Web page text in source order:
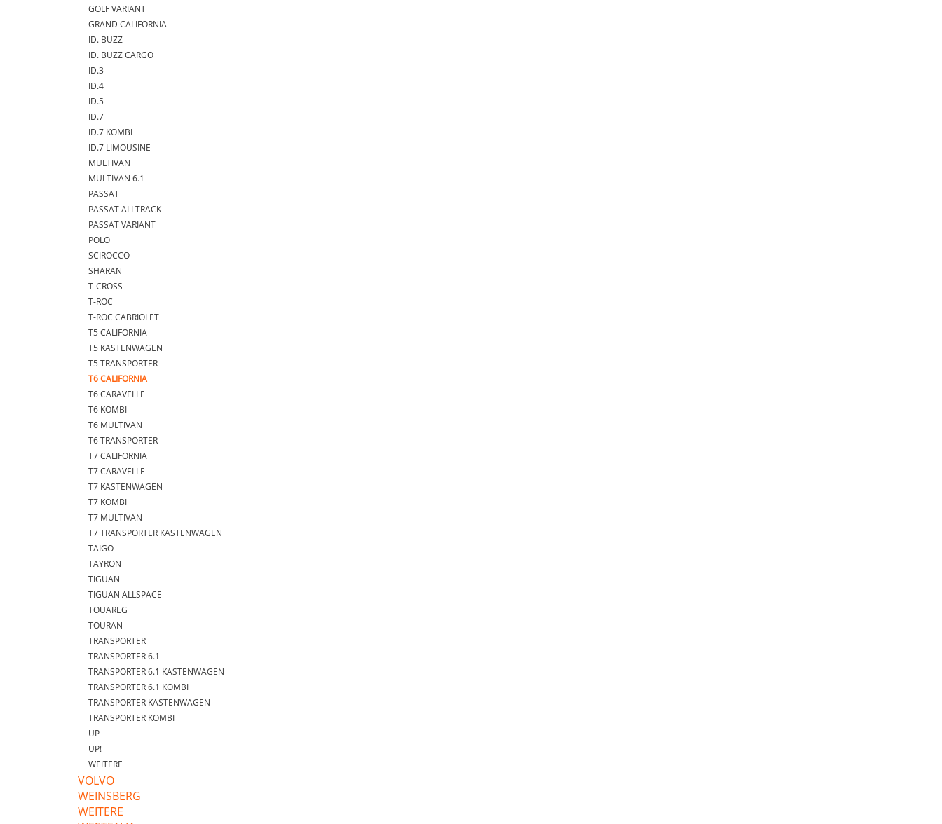
GOLF VARIANT
GRAND CALIFORNIA
ID. BUZZ
ID. BUZZ CARGO
ID.3
ID.4
ID.5
ID.7
ID.7 KOMBI
ID.7 LIMOUSINE
MULTIVAN
MULTIVAN 6.1
PASSAT
PASSAT ALLTRACK
PASSAT VARIANT
POLO
SCIROCCO
SHARAN
T-CROSS
T-ROC
T-ROC CABRIOLET
T5 CALIFORNIA
T5 KASTENWAGEN
T5 TRANSPORTER
T6 CALIFORNIA
T6 CARAVELLE
T6 KOMBI
T6 MULTIVAN
T6 TRANSPORTER
T7 CALIFORNIA
T7 CARAVELLE
T7 KASTENWAGEN
T7 KOMBI
T7 MULTIVAN
T7 TRANSPORTER KASTENWAGEN
TAIGO
TAYRON
TIGUAN
TIGUAN ALLSPACE
TOUAREG
TOURAN
TRANSPORTER
TRANSPORTER 6.1
TRANSPORTER 6.1 KASTENWAGEN
TRANSPORTER 6.1 KOMBI
TRANSPORTER KASTENWAGEN
TRANSPORTER KOMBI
UP
UP!
WEITERE
VOLVO
WEINSBERG
WEITERE